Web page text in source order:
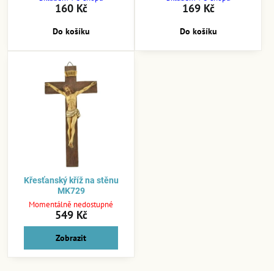
160 Kč
Do košíku
169 Kč
Do košíku
Křesťanský kříž na stěnu
MK729
Momentálně nedostupné
549 Kč
Zobrazit